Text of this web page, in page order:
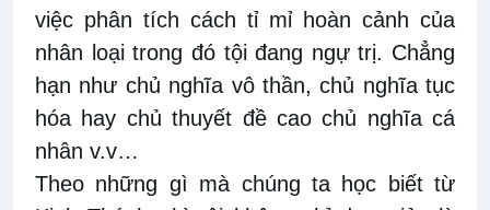
việc phân tích cách tỉ mỉ hoàn cảnh của
nhân loại trong đó tội đang ngự trị. Chẳng
hạn như chủ nghĩa vô thần, chủ nghĩa tục
hóa hay chủ thuyết đề cao chủ nghĩa cá
nhân v.v…
Theo những gì mà chúng ta học biết từ